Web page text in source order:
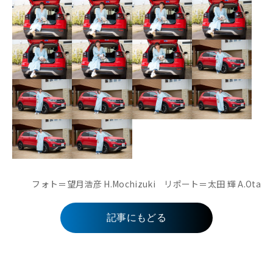
フォト＝望月浩彦 H.Mochizuki リポート＝太田 輝 A.Ota
記事にもどる